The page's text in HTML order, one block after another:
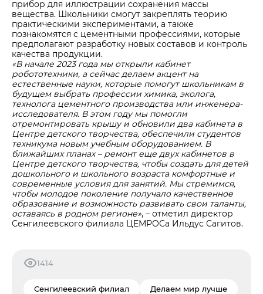
прибор для иллюстрации сохранения массы
вещества. Школьники смогут закреплять теорию
практическими экспериментами, а также
познакомятся с цементными профессиями, которые
предполагают разработку новых составов и контроль
качества продукции.
«В начале 2023 года мы открыли кабинет
робототехники, а сейчас делаем акцент на
естественные науки, которые помогут школьникам в
будущем выбрать профессии химика, эколога,
технолога цементного производства или инженера-
исследователя. В этом году мы помогли
отремонтировать крышу и обновили два кабинета в
Центре детского творчества, обеспечили студентов
техникума новым учебным оборудованием. В
ближайших планах – ремонт еще двух кабинетов в
Центре детского творчества, чтобы создать для детей
дошкольного и школьного возраста комфортные и
современные условия для занятий. Мы стремимся,
чтобы молодое поколение получало качественное
образование и возможность развивать свои таланты,
оставаясь в родном регионе», – отметил директор
Сенгилеевского филиала ЦЕМРОСа Ильдус Сагитов.
1414
Сенгилеевский филиал Делаем мир лучше